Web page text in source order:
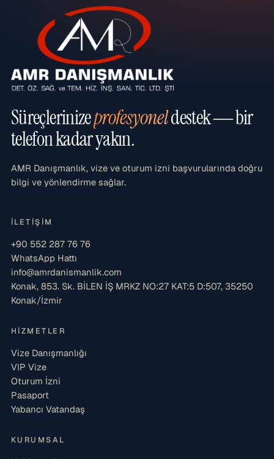
Süreçlerinizeprofesyoneldestek — bir
telefon kadar yakın.
AMR Danışmanlık, vize ve oturum izni başvurularında doğru
bilgi ve yönlendirme sağlar.
İLETIŞIM
+90 552 287 76 76
WhatsApp Hattı
info@amrdanismanlik.com
Konak, 853. Sk. BİLEN İŞ MRKZ NO:27 KAT:5 D:507, 35250
Konak/İzmir
HIZMETLER
Vize Danışmanlığı
VIP Vize
Oturum İzni
Pasaport
Yabancı Vatandaş
KURUMSAL